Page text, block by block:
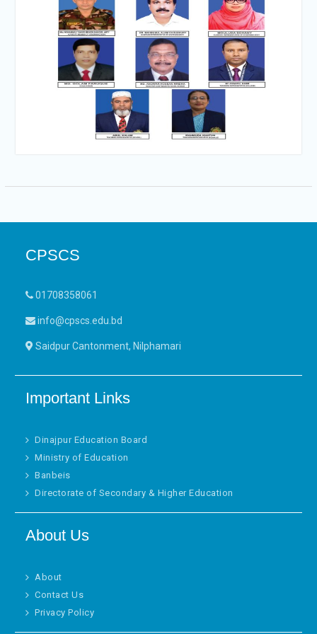
CPSCS
01708358061
info@cpscs.edu.bd
Saidpur Cantonment, Nilphamari
Important Links
Dinajpur Education Board
Ministry of Education
Banbeis
Directorate of Secondary & Higher Education
About Us
About
Contact Us
Privacy Policy